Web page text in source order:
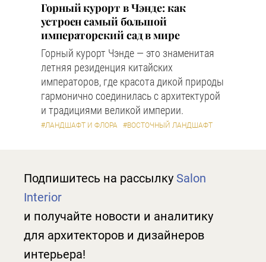
Горный курорт в Чэнде: как
устроен самый большой
императорский сад в мире
Горный курорт Чэнде — это знаменитая
летняя резиденция китайских
императоров, где красота дикой природы
гармонично соединилась с архитектурой
и традициями великой империи.
#ЛАНДШАФТ И ФЛОРА #ВОСТОЧНЫЙ ЛАНДШАФТ
Подпишитесь на рассылку Salon
Interior
и получайте новости и аналитику
для архитекторов и дизайнеров
интерьера!